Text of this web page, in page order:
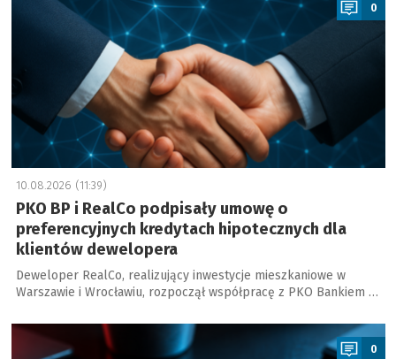
0
10.08.2026 (11:39)
PKO BP i RealCo podpisały umowę o
preferencyjnych kredytach hipotecznych dla
klientów dewelopera
Deweloper RealCo, realizujący inwestycje mieszkaniowe w
Warszawie i Wrocławiu, rozpoczął współpracę z PKO Bankiem …
a
0